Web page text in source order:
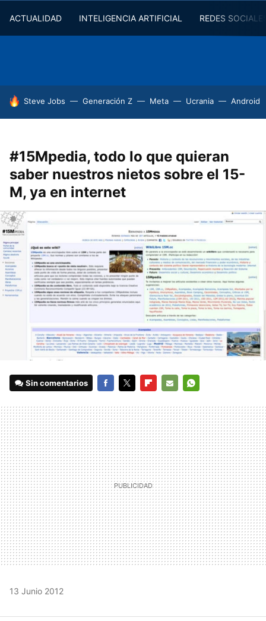
ACTUALIDAD INTELIGENCIA ARTIFICIAL REDES
HOY SE HABLA DE
Steve Jobs Generación Z Meta Ucrania Android
#15Mpedia, todo lo que quieran
saber nuestros nietos sobre el 15-
M, ya en internet
Sin comentarios
MAIL
13 Junio 2012